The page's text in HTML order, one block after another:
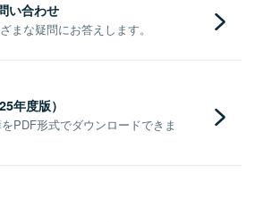
い合わせ
まな疑問にお答えします。
年度版）
PDF形式でダウンロードできま